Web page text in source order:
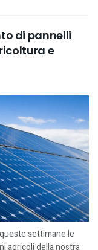
di pannelli
e
settimane le
agricoli della nostra